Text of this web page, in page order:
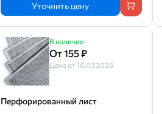
Уточнить цену
В наличии
От 155 ₽
Цена от 16.07.2026
Перфорированный лист